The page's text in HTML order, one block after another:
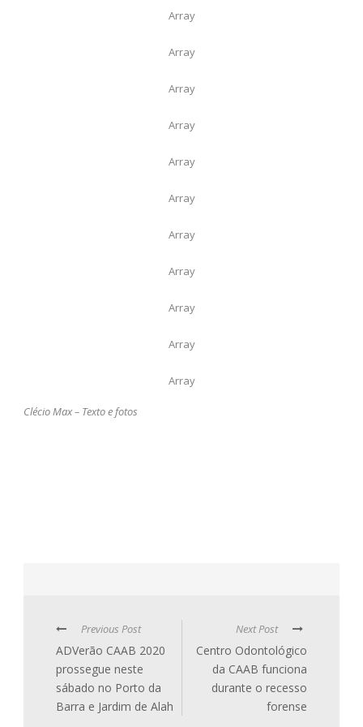
Array
Array
Array
Array
Array
Array
Array
Array
Array
Array
Array
Clécio Max – Texto e fotos
Previous Post
ADVerão CAAB 2020
prossegue neste
sábado no Porto da
Barra e Jardim de Alah
Next Post
Centro Odontológico
da CAAB funciona
durante o recesso
forense